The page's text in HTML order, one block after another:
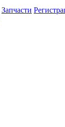
Запчасти